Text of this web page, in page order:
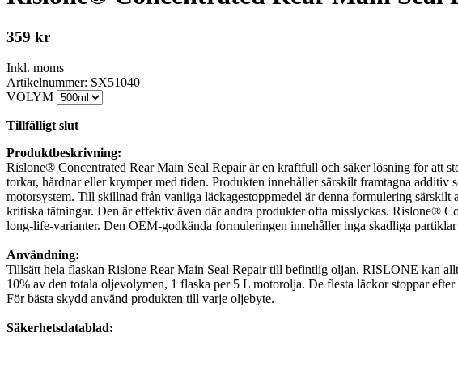
359 kr
Inkl. moms
Artikelnummer: SX51040
VOLYM
Tillfälligt slut
Produktbeskrivning:
Rislone® Concentrated Rear Main Seal Repair är en kraftfull och säker lösning för att
torkar, hårdnar eller krymper med tiden. Produkten innehåller särskilt framtagna
motorsystem. Till skillnad från vanliga läckagestoppmedel är denna formulering
kritiska tätningar. Den är effektiv även där andra produkter ofta misslyckas. Rislone®
long-life-varianter. Den OEM-godkända formuleringen innehåller inga skadliga
Användning:
Tillsätt hela flaskan Rislone Rear Main Seal Repair till befintlig oljan. RISLONE kan
10% av den totala oljevolymen, 1 flaska per 5 L motorolja. De flesta läckor stoppar
För bästa skydd använd produkten till varje oljebyte.
Säkerhetsdatablad: